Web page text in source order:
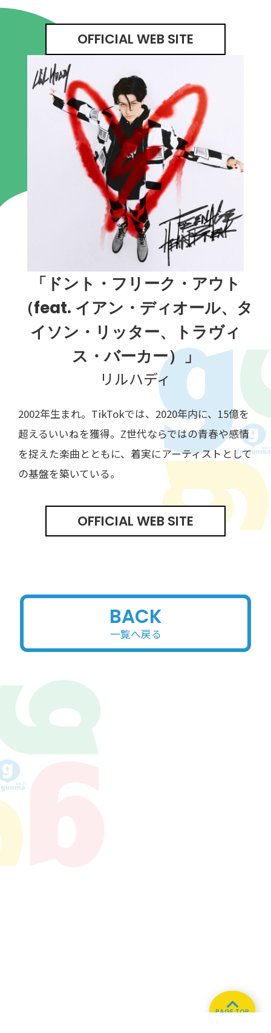
OFFICIAL WEB SITE
「ドント・フリーク・アウト
（feat. イアン・ディオール、タ
イソン・リッター、トラヴィ
ス・バーカー）」
リルハディ
2002年生まれ。TikTokでは、2020年内に、15億を
超えるいいねを獲得。Z世代ならではの青春や感情
を捉えた楽曲とともに、着実にアーティストとして
の基盤を築いている。
OFFICIAL WEB SITE
BACK
一覧へ戻る
PAGE TOP